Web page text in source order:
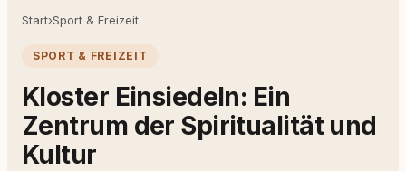
Start›Sport & Freizeit
SPORT & FREIZEIT
Kloster Einsiedeln: Ein
Zentrum der Spiritualität und
Kultur